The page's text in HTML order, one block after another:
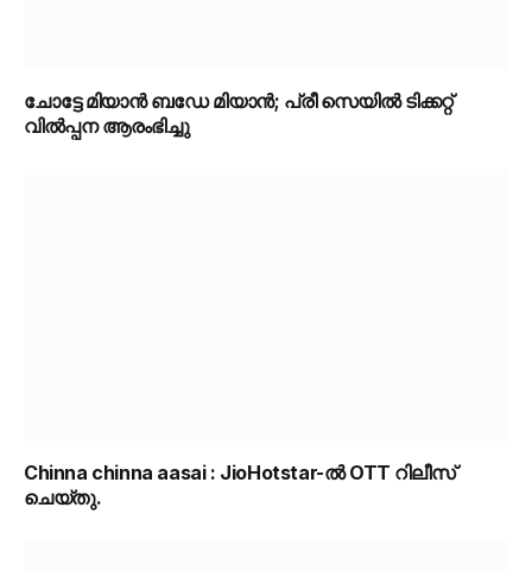
ചോട്ടേ മിയാൻ ബഡേ മിയാൻ; പ്രീ സെയിൽ ടിക്കറ്റ്
വിൽപ്പന ആരംഭിച്ചു
Chinna chinna aasai : JioHotstar-ൽ OTT റിലീസ്
ചെയ്തു.